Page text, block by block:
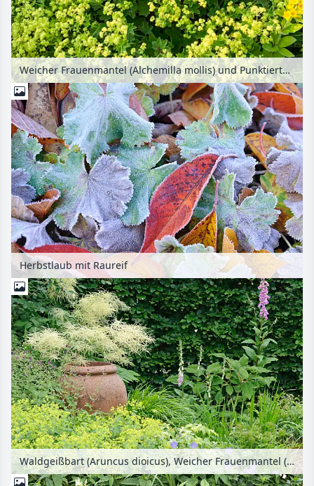
Weicher Frauenmantel (Alchemilla mollis) und Punktierter Gilbweiderich (Lysimachia punctata)
Herbstlaub mit Raureif
Waldgeißbart (Aruncus dioicus), Weicher Frauenmantel (Alchemilla mollis), Japan-Waldgras (Hakonechloa macra) und Roter Fingerhut (Digitalis purpurea)